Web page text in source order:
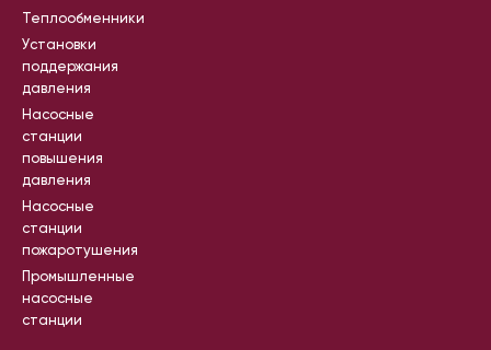
Теплообменники
Установки
поддержания
давления
Насосные
станции
повышения
давления
Насосные
станции
пожаротушения
Промышленные
насосные
станции